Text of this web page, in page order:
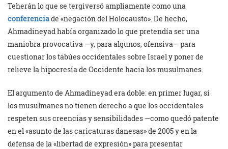
Teherán lo que se tergiversó ampliamente como una
conferenciade «negación del Holocausto». De hecho,
Ahmadineyad había organizado lo que pretendía ser una
maniobra provocativa —y, para algunos, ofensiva— para
cuestionar los tabúes occidentales sobre Israel y poner de
relieve la hipocresía de Occidente hacia los musulmanes.
El argumento de Ahmadineyad era doble: en primer lugar, si
los musulmanes no tienen derecho a que los occidentales
respeten sus creencias y sensibilidades —como quedó patente
en el «asunto de las caricaturas danesas» de 2005 y en la
defensa de la «libertad de expresión» para presentar